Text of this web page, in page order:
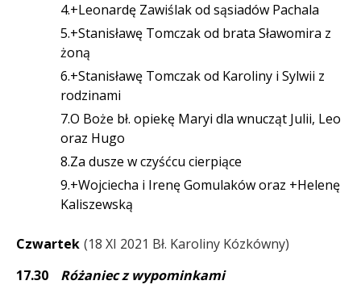
4.+Leonardę Zawiślak od sąsiadów Pachala
5.+Stanisławę Tomczak od brata Sławomira z
żoną
6.+Stanisławę Tomczak od Karoliny i Sylwii z
rodzinami
7.O Boże bł. opiekę Maryi dla wnucząt Julii, Leo
oraz Hugo
8.Za dusze w czyśćcu cierpiące
9.+Wojciecha i Irenę Gomulaków oraz +Helenę
Kaliszewską
Czwartek 18 XI 2021 Bł. Karoliny Kózkówny
17.30
Różaniec z wypominkami